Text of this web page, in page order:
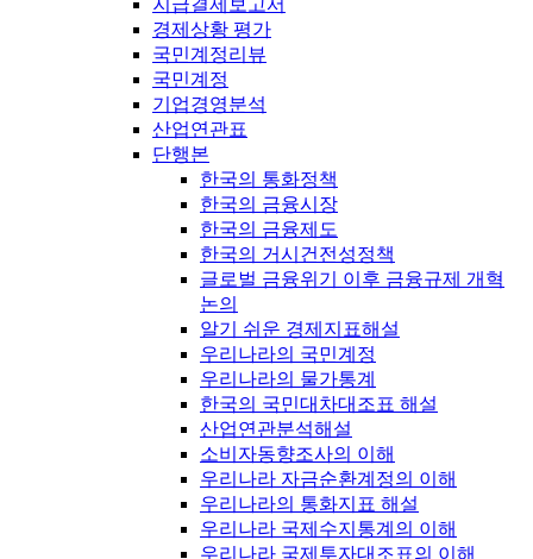
지급결제보고서
경제상황 평가
국민계정리뷰
국민계정
기업경영분석
산업연관표
단행본
한국의 통화정책
한국의 금융시장
한국의 금융제도
한국의 거시건전성정책
글로벌 금융위기 이후 금융규제 개혁
논의
알기 쉬운 경제지표해설
우리나라의 국민계정
우리나라의 물가통계
한국의 국민대차대조표 해설
산업연관분석해설
소비자동향조사의 이해
우리나라 자금순환계정의 이해
우리나라의 통화지표 해설
우리나라 국제수지통계의 이해
우리나라 국제투자대조표의 이해